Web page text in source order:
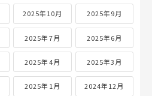
2025年10月 2025年9月
2025年7月 2025年6月
2025年4月 2025年3月
2025年1月 2024年12月